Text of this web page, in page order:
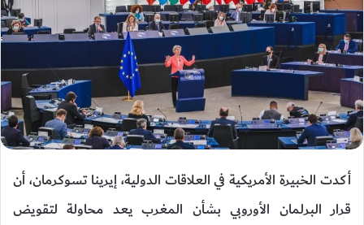
أكدت الخبيرة الأمريكية في العلاقات الدولية، إيرينا تسوكرمان، أن
قرار البرلمان الأوروبي بشأن المغرب يعد محاولة لتقويض